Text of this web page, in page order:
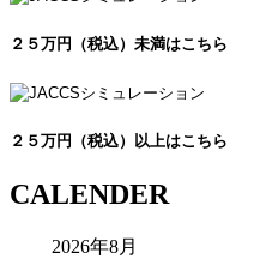
２５万円（税込）未満はこちら
２５万円（税込）以上はこちら
CALENDER
2026年8月